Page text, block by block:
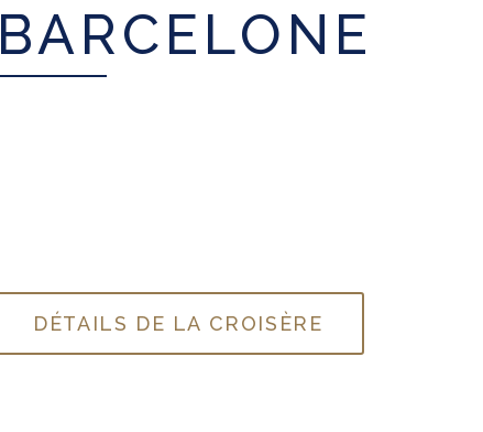
BARCELONE
DÉTAILS DE LA CROISÈRE